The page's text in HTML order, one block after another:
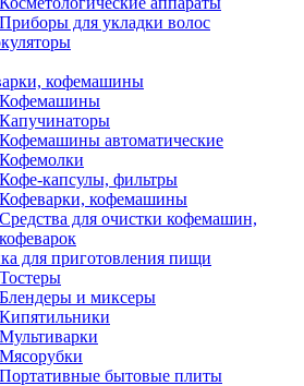
Приборы для укладки волос
кофемашины
Кофемашины
Капучинаторы
Кофемашины автоматические
Кофемолки
Кофе-капсулы, фильтры
Кофеварки, кофемашины
Средства для очистки кофемашин,
кофеварок
для приготовления пищи
Тостеры
Блендеры и миксеры
Кипятильники
Мультиварки
Мясорубки
Портативные бытовые плиты